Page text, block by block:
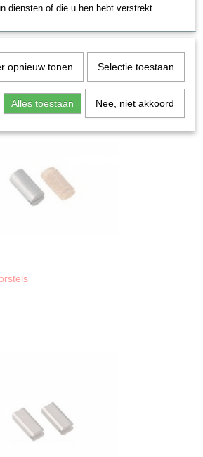
diensten of die u hen hebt verstrekt.
opnieuw tonen Selectie toestaan
Alles toestaan Nee, niet akkoord